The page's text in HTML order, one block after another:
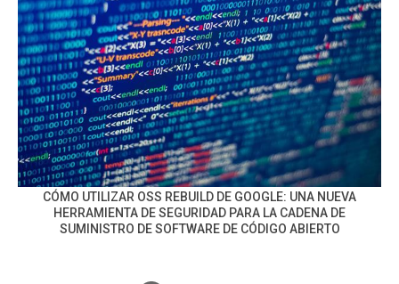
CÓMO UTILIZAR OSS REBUILD DE GOOGLE: UNA NUEVA
HERRAMIENTA DE SEGURIDAD PARA LA CADENA DE
SUMINISTRO DE SOFTWARE DE CÓDIGO ABIERTO